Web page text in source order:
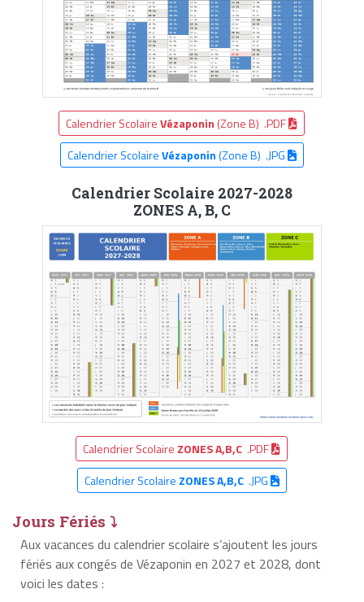
Calendrier ScolaireVézaponin (Zone B) .PDF
Calendrier ScolaireVézaponin(Zone B) .JPG
Calendrier Scolaire 2027-2028
ZONES A, B, C
Calendrier Scolaire ZONES A,B,C .PDF
Calendrier Scolaire ZONES A,B,C.JPG
Jours Fériés ⤵
Aux vacances du calendrier scolaire s’ajoutent les jours
fériés aux congés de Vézaponin en 2027 et 2028, dont
voici les dates :